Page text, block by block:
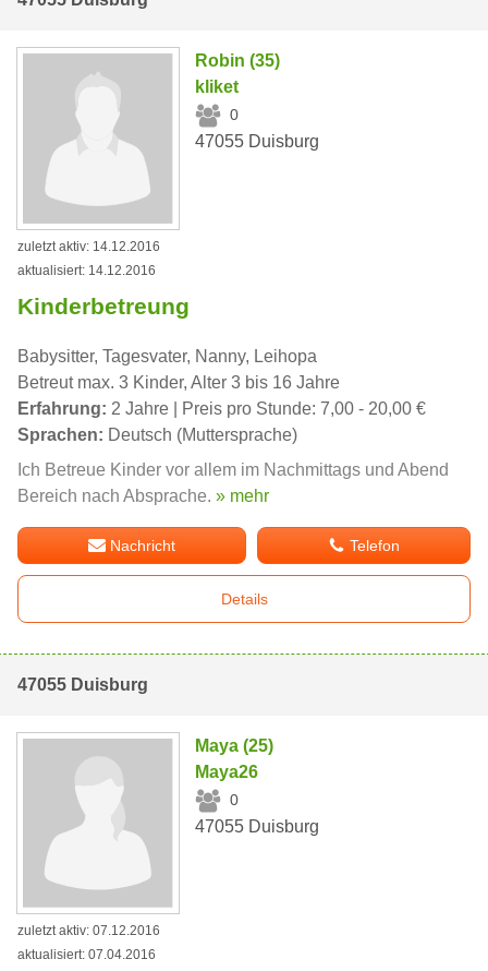
Robin (35)
kliket
0
47055 Duisburg
zuletzt aktiv: 14.12.2016
aktualisiert: 14.12.2016
Kinderbetreung
Babysitter, Tagesvater, Nanny, Leihopa
Betreut max. 3 Kinder, Alter 3 bis 16 Jahre
Erfahrung: 2 Jahre | Preis pro Stunde: 7,00 - 20,00 €
Sprachen: Deutsch (Muttersprache)
Ich Betreue Kinder vor allem im Nachmittags und Abend
Bereich nach Absprache. » mehr
Nachricht Telefon
Details
47055 Duisburg
Maya (25)
Maya26
0
47055 Duisburg
zuletzt aktiv: 07.12.2016
aktualisiert: 07.04.2016